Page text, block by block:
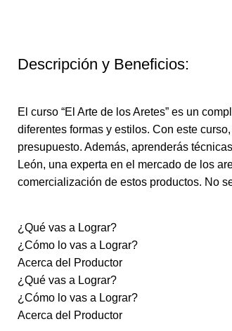
Descripción y Beneficios:
El curso “El Arte de los Aretes” es un
diferentes formas y estilos. Con este
presupuesto. Además, aprenderás
León, una experta en el mercado de los
comercialización de estos productos. No
¿Qué vas a Lograr?
¿Cómo lo vas a Lograr?
Acerca del Productor
¿Qué vas a Lograr?
¿Cómo lo vas a Lograr?
Acerca del Productor